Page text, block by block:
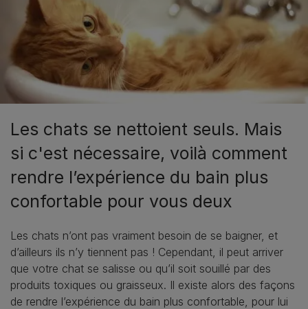
Les chats se nettoient seuls. Mais
si c'est nécessaire, voilà comment
rendre l’expérience du bain plus
confortable pour vous deux
Les chats n’ont pas vraiment besoin de se baigner, et
d’ailleurs ils n’y tiennent pas ! Cependant, il peut arriver
que votre chat se salisse ou qu’il soit souillé par des
produits toxiques ou graisseux. Il existe alors des façons
de rendre l’expérience du bain plus confortable, pour lui